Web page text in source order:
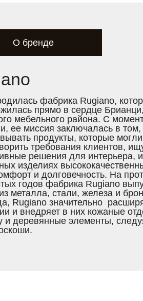
О бренде
фабрика Rugiano,
прямо в сердце
мебельного района. С
ее миссия заключалась в
продукты, которые
требования клиентов,
решения для интерьера,
изделиях
и долговечность. На
годов фабрика Rugiano
металла, стали, железа и
Rugiano значительно
и внедряет в них кожаные
и деревянные элементы,